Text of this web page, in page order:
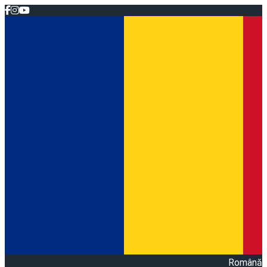
Română